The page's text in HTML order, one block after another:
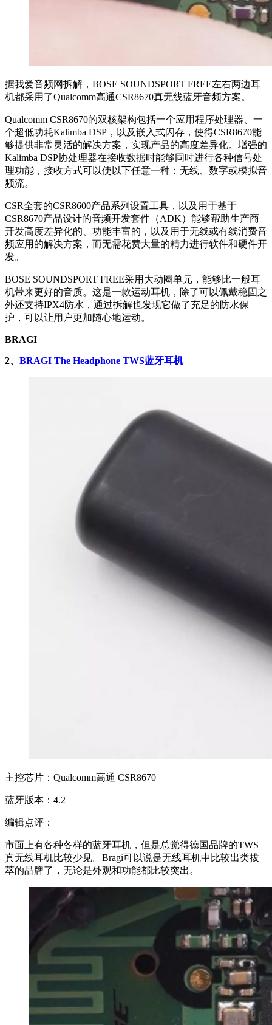
据我爱音频网拆解，BOSE SOUNDSPORT FREE左右两边耳
机都采用了Qualcomm高通CSR8670真无线蓝牙音频方案。
Qualcomm CSR8670的双核架构包括一个应用程序处理器、一
个超低功耗Kalimba DSP，以及嵌入式闪存，使得CSR8670能
够提供非常灵活的解决方案，实现产品的高度差异化。增强的
Kalimba DSP协处理器在接收数据时能够同时进行各种信号处
理功能，接收方式可以使以下任意一种：无线、数字或模拟音
频流。
CSR全套的CSR8600产品系列设置工具，以及用于基于
CSR8670产品设计的音频开发套件（ADK）能够帮助生产商
开发高度差异化的、功能丰富的，以及用于无线或有线消费音
频应用的解决方案，而无需花费大量的精力进行软件和硬件开
发。
BOSE SOUNDSPORT FREE采用大动圈单元，能够比一般耳
机带来更好的音质。这是一款运动耳机，除了可以佩戴稳固之
外还支持IPX4防水，通过拆解也发现它做了充足的防水保
护，可以让用户更加随心地运动。
BRAGI
2、 BRAGI The Headphone TWS蓝牙耳机
主控芯片：Qualcomm高通 CSR8670
蓝牙版本：4.2
编辑点评：
市面上有各种各样的蓝牙耳机，但是总觉得德国品牌的TWS
真无线耳机比较少见。Bragi可以说是无线耳机中比较出类拔
萃的品牌了，无论是外观和功能都比较突出。